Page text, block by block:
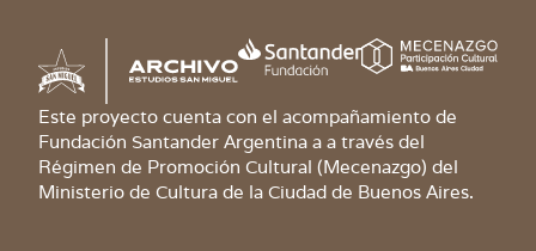
Este proyecto cuenta con el acompañamiento de
Fundación Santander Argentina a a través del
Régimen de Promoción Cultural (Mecenazgo) del
Ministerio de Cultura de la Ciudad de Buenos Aires.